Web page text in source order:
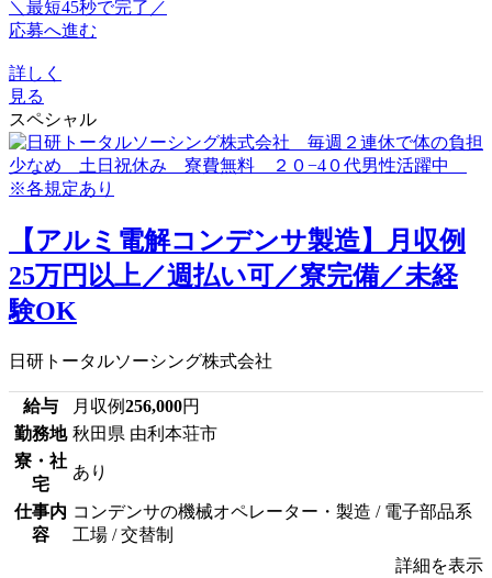
＼最短45秒で完了／
応募へ進む
詳しく
見る
スペシャル
【アルミ電解コンデンサ製造】月収例
25万円以上／週払い可／寮完備／未経
験OK
日研トータルソーシング株式会社
給与 月収例256,000円
勤務地 秋田県 由利本荘市
寮・社
宅
あり
仕事内
容
コンデンサの機械オペレーター・製造 / 電子部品系
工場 / 交替制
詳細を表示